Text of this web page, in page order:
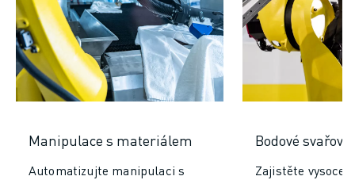
Manipulace s materiálem
Automatizujte manipulaci s
Bodové
Zajistěte vysoce